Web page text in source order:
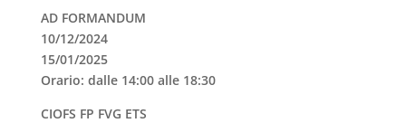
AD FORMANDUM
10/12/2024
15/01/2025
Orario: dalle 14:00 alle 18:30
CIOFS FP FVG ETS